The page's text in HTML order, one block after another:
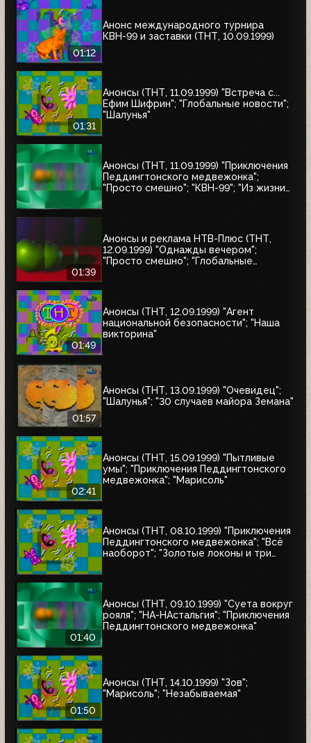
01:12
Анонс международного турнира
КВН-99 и заставки (ТНТ, 10.09.1999)
01:31
Анонсы (ТНТ, 11.09.1999) "Встреча с...
Ефим Шифрин"; "Глобальные новости";
"Шалунья"
Анонсы (ТНТ, 11.09.1999) "Приключения
Педдингтонского медвежонка";
"Просто смешно"; "КВН-99"; "Из жизни
01:39
Анонсы и реклама НТВ-Плюс (ТНТ,
12.09.1999) "Однажды вечером";
"Просто смешно"; "Глобальные
01:49
Анонсы (ТНТ, 12.09.1999) "Агент
национальной безопасности"; "Наша
викторина"
01:57
Анонсы (ТНТ, 13.09.1999) "Очевидец";
"Шалунья"; "30 случаев майора Земана"
02:41
Анонсы (ТНТ, 15.09.1999) "Пытливые
умы"; "Приключения Педдингтонского
медвежонка"; "Марисоль"
Анонсы (ТНТ, 08.10.1999) "Приключения
Педдингтонского медвежонка"; "Всё
наоборот"; "Золотые локоны и три
01:40
Анонсы (ТНТ, 09.10.1999) "Суета вокруг
рояля"; "НА-НАстальгия"; "Приключения
Педдингтонского медвежонка"
01:50
Анонсы (ТНТ, 14.10.1999) "Зов";
"Марисоль"; "Незабываемая"